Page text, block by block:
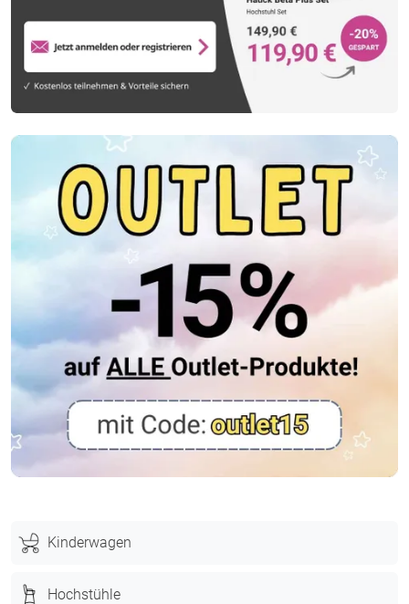
Kinderwagen
Hochstühle